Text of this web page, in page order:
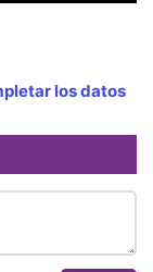
los datos